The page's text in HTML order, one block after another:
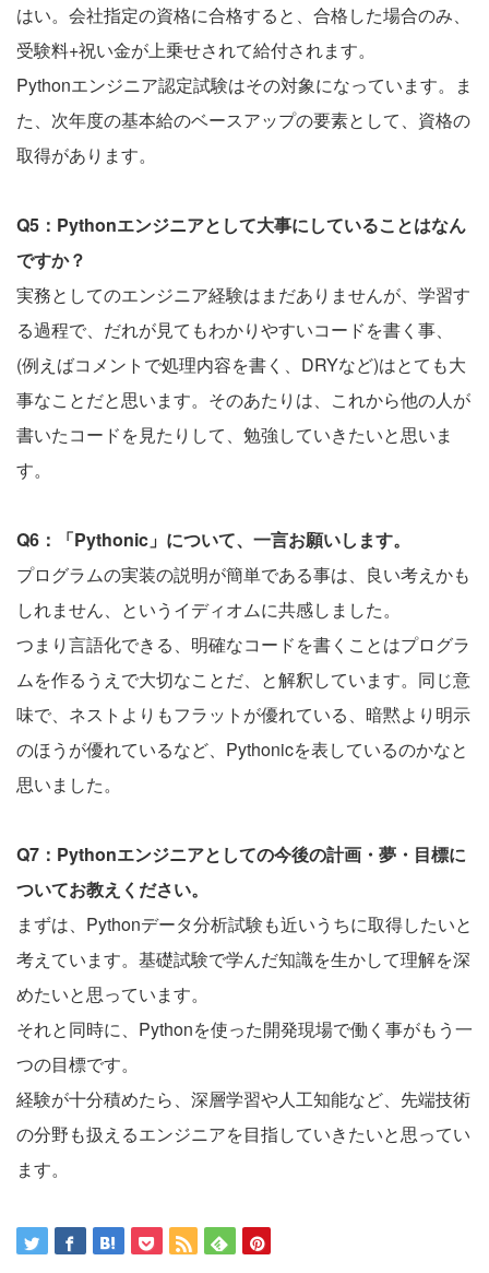
はい。会社指定の資格に合格すると、合格した場合のみ、
受験料+祝い金が上乗せされて給付されます。
Pythonエンジニア認定試験はその対象になっています。ま
た、次年度の基本給のベースアップの要素として、資格の
取得があります。
Q5：Pythonエンジニアとして大事にしていることはなん
ですか？
実務としてのエンジニア経験はまだありませんが、学習す
る過程で、だれが見てもわかりやすいコードを書く事、
(例えばコメントで処理内容を書く、DRYなど)はとても大
事なことだと思います。そのあたりは、これから他の人が
書いたコードを見たりして、勉強していきたいと思いま
す。
Q6：「Pythonic」について、一言お願いします。
プログラムの実装の説明が簡単である事は、良い考えかも
しれません、というイディオムに共感しました。
つまり言語化できる、明確なコードを書くことはプログラ
ムを作るうえで大切なことだ、と解釈しています。同じ意
味で、ネストよりもフラットが優れている、暗黙より明示
のほうが優れているなど、Pythonicを表しているのかなと
思いました。
Q7：Pythonエンジニアとしての今後の計画・夢・目標に
ついてお教えください。
まずは、Pythonデータ分析試験も近いうちに取得したいと
考えています。基礎試験で学んだ知識を生かして理解を深
めたいと思っています。
それと同時に、Pythonを使った開発現場で働く事がもう一
つの目標です。
経験が十分積めたら、深層学習や人工知能など、先端技術
の分野も扱えるエンジニアを目指していきたいと思ってい
ます。